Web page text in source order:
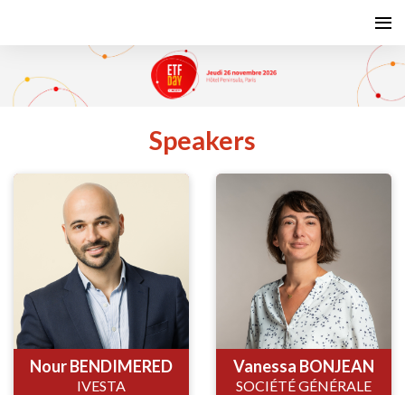
Speakers
Nour BENDIMERED
IVESTA
Vanessa BONJEAN
SOCIÉTÉ GÉNÉRALE